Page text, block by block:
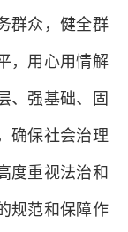
群众，健全群
，用心用情解
、强基础、固
确保社会治理
度重视法治和
规范和保障作